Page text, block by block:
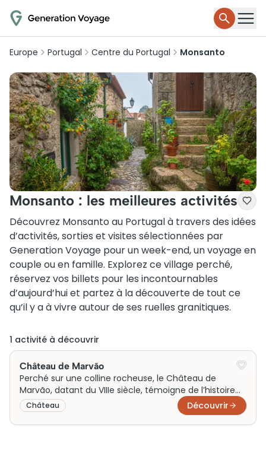
Europe Portugal Centre du Portugal Monsanto
Monsanto : les meilleures activités
Découvrez Monsanto au Portugal à travers des idées
d’activités, sorties et visites sélectionnées par
Generation Voyage pour un week-end, un voyage en
couple ou en famille. Explorez ce village perché,
réservez vos billets pour les incontournables
d’aujourd’hui et partez à la découverte de tout ce
qu’il y a à vivre autour de ses ruelles granitiques.
1 activité à découvrir
Château de Marvão
Perché sur une colline rocheuse, le Château de
Marvão, datant du VIIIe siècle, témoigne de l’histoire
mouvementée de la région. Ce majestueux édifice de
pierre, situé à Marvão, offre des panoramas à couper
le souffle sur la vallée environnante. Construit
Château Découvrir